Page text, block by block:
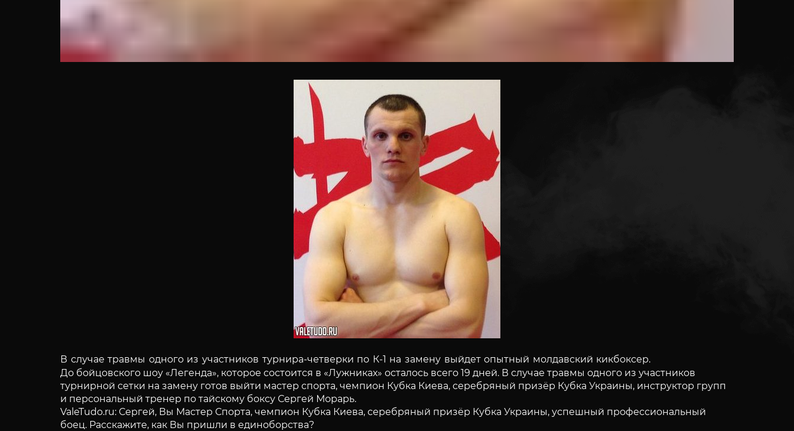
В случае травмы одного из участников турнира-четверки по К-1 на замену выйдет опытный молдавский кикбоксер.
До бойцовского шоу «Легенда», которое состоится в «Лужниках» осталось всего 19 дней. В случае травмы одного из участников
турнирной сетки на замену готов выйти мастер спорта, чемпион Кубка Киева, серебряный призёр Кубка Украины, инструктор групп
и персональный тренер по тайскому боксу Сергeй Морарь.
ValeTudo.ru: Сергей, Вы Мастер Спорта, чемпион Кубка Киева, серебряный призёр Кубка Украины, успешный профессиональный
боец. Расскажите, как Вы пришли в единоборства?